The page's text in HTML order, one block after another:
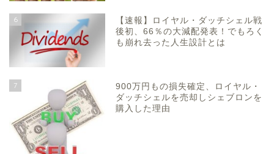
6
【速報】ロイヤル・ダッチシェル戦
後初、66％の大減配発表！でもろく
も崩れ去った人生設計とは
7
900万円もの損失確定、ロイヤル・
ダッチシェルを売却しシェブロンを
購入した理由